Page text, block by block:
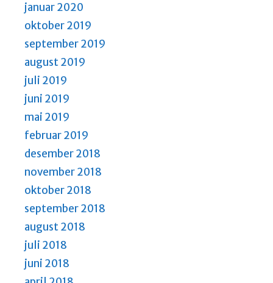
januar 2020
oktober 2019
september 2019
august 2019
juli 2019
juni 2019
mai 2019
februar 2019
desember 2018
november 2018
oktober 2018
september 2018
august 2018
juli 2018
juni 2018